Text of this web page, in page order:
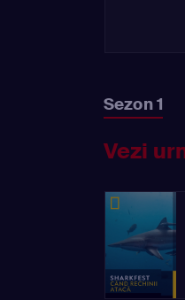
Sezon 1
Vezi